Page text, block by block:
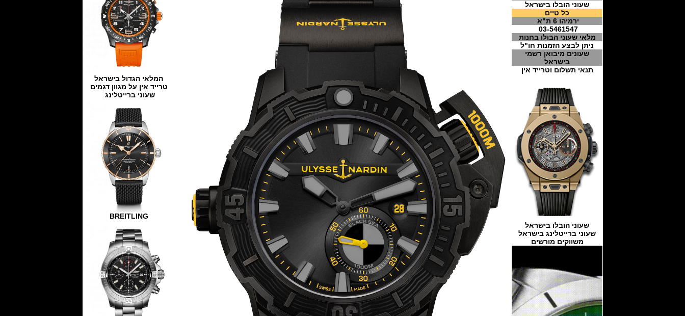
שעוני הובלו בישראל
כל טיים
ירמיהו 6 ת"א
03-5461547
מלאי שעוני הבולו בחנות
ניתן לבצע הזמנות חו"ל
שעונים מיבואן רשמי
בישראל
תנאי תשלום וטרייד אין
שעוני הובלו בישראל
שעוני ברייטלינג בישראל
משווקים מורשים
המלאי הגדול בישראל
טרייד אין על מגוון דגמים
שעוני ברייטלינג
BREITLING